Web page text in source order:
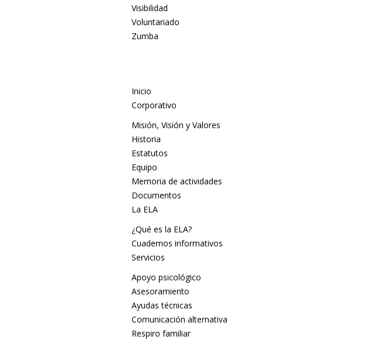
Visibilidad
Voluntariado
Zumba
Inicio
Corporativo
Misión, Visión y Valores
Historia
Estatutos
Equipo
Memoria de actividades
Documentos
La ELA
¿Qué es la ELA?
Cuadernos informativos
Servicios
Apoyo psicológico
Asesoramiento
Ayudas técnicas
Comunicación alternativa
Respiro familiar